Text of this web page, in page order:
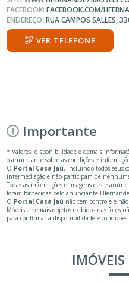
FACEBOOK:FACEBOOK.COM/
ENDEREÇO:RUA CAMPOS SALLES,
VER TELEFONE
Importante
* Valores, disponibilidade e demais
o anunciante sobre as condições e
O Portal Casa Jaú, incluindo todos seus
intermediação e não participam de
Todas as informações e imagens deste
foram fornecidas pelo anunciante
O Portal Casa Jaú não tem controle e
Móveis e demais objetos exibidos nas fotos
para confirmar a disponibilidade e condições
IMÓVEIS